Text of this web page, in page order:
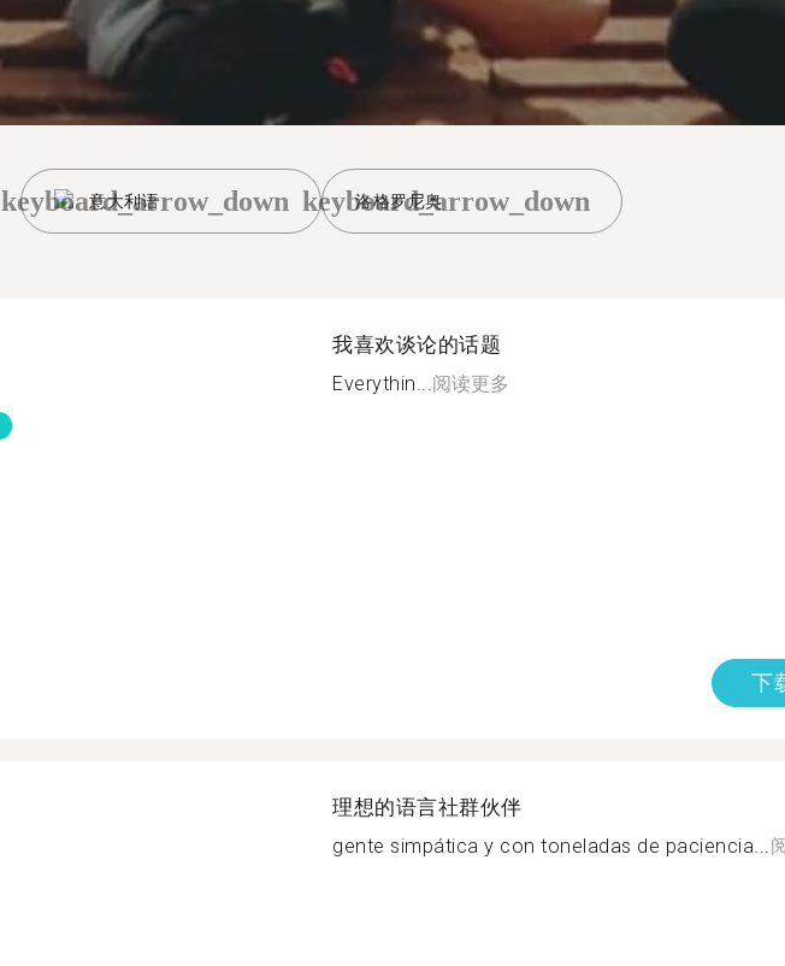
意大利语
keyboard_arrow_down 洛格罗尼奥
keyboard_arrow_down
我喜欢谈论的话题
Everythin...阅读更多
下
理想的语言社群伙伴
gente simpática y con toneladas de paciencia...